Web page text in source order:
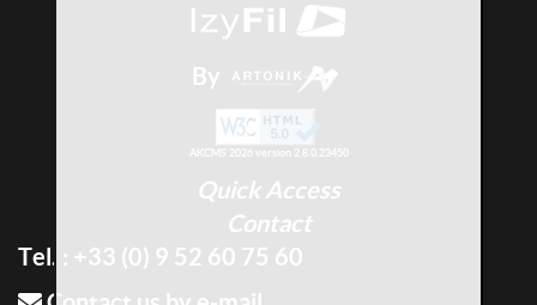
By
AKCMS 2026 version 2.8.0.23450
Quick Access
Contact
Tel. : +33 (0) 9 52 60 75 60